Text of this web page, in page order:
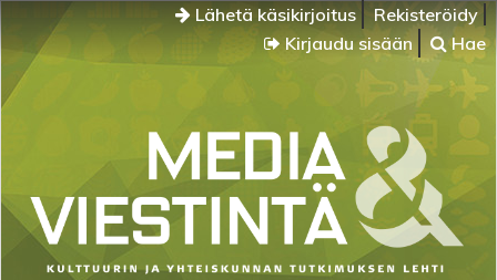
Lähetä käsikirjoitus
Rekisteröidy
Kirjaudu sisään
Hae